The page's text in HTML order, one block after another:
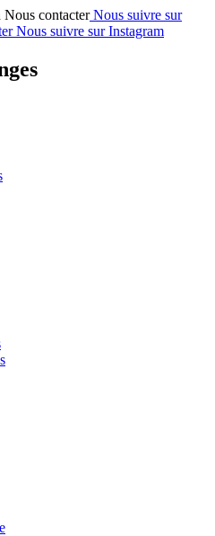
Nous contacter Nous suivre sur
Nous suivre sur Instagram